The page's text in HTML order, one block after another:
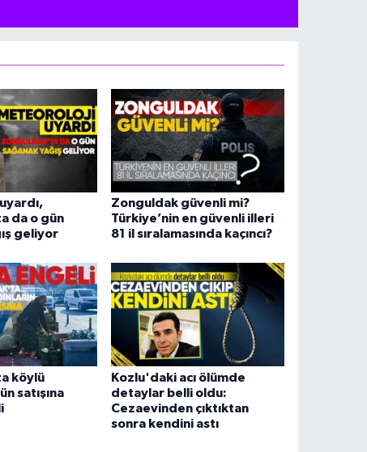
da o gün
geliyor
Zonguldak güvenli mi?
Türkiye’nin en güvenli illeri
81 il sıralamasında kaçıncı?
köylü
satışına
Kozlu'daki acı ölümde
detaylar belli oldu:
Cezaevinden çıktıktan
sonra kendini astı